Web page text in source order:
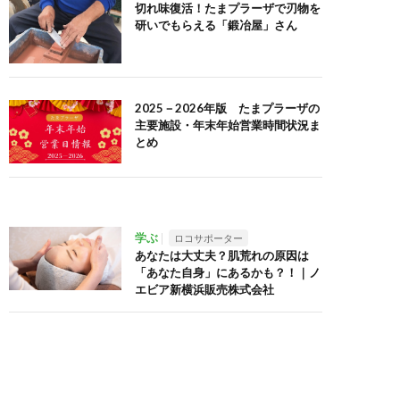
切れ味復活！たまプラーザで刃物を
研いでもらえる「鍛冶屋」さん
2025－2026年版 たまプラーザの
主要施設・年末年始営業時間状況ま
とめ
学ぶ ロコサポーター
あなたは大丈夫？肌荒れの原因は
「あなた自身」にあるかも？！｜ノ
エビア新横浜販売株式会社